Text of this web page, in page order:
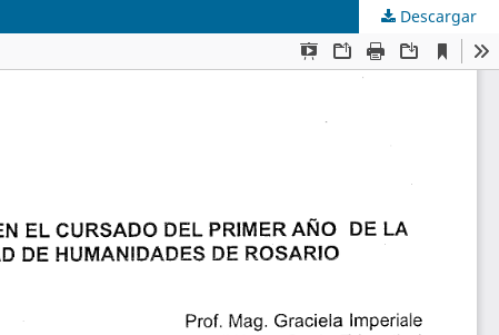
Descargar